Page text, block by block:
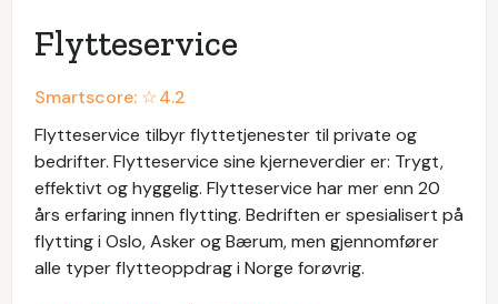
Flytteservice
Smartscore: ☆4.2
Flytteservice tilbyr flyttetjenester til private og
bedrifter. Flytteservice sine kjerneverdier er: Trygt,
effektivt og hyggelig. Flytteservice har mer enn 20
års erfaring innen flytting. Bedriften er spesialisert på
flytting i Oslo, Asker og Bærum, men gjennomfører
alle typer flytteoppdrag i Norge forøvrig.